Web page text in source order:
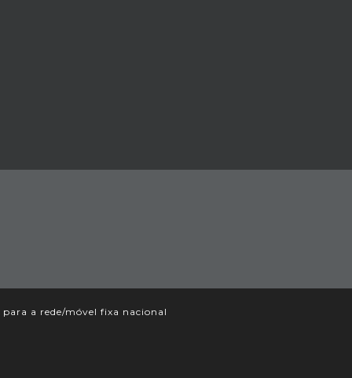
para a rede/móvel fixa nacional